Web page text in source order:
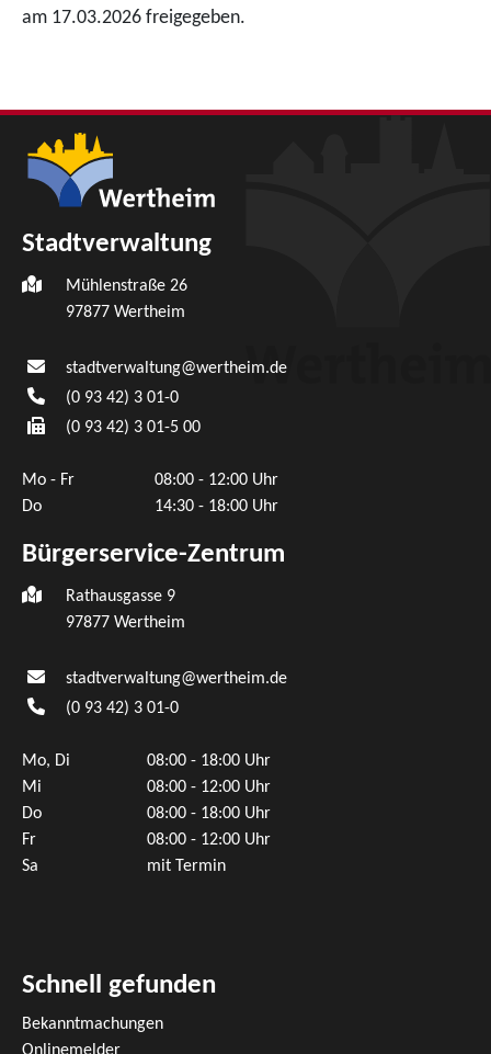
am 17.03.2026 freigegeben.
Stadtverwaltung
Mühlenstraße 26
97877 Wertheim
stadtverwaltung@wertheim.de
(0 93 42) 3 01-0
(0 93 42) 3 01-5 00
Mo - Fr
08:00 - 12:00 Uhr
Do
14:30 - 18:00 Uhr
Bürgerservice-Zentrum
Rathausgasse 9
97877 Wertheim
stadtverwaltung@wertheim.de
(0 93 42) 3 01-0
Mo, Di
08:00 - 18:00 Uhr
Mi
08:00 - 12:00 Uhr
Do
08:00 - 18:00 Uhr
Fr
08:00 - 12:00 Uhr
Sa
mit Termin
Schnell gefunden
Bekanntmachungen